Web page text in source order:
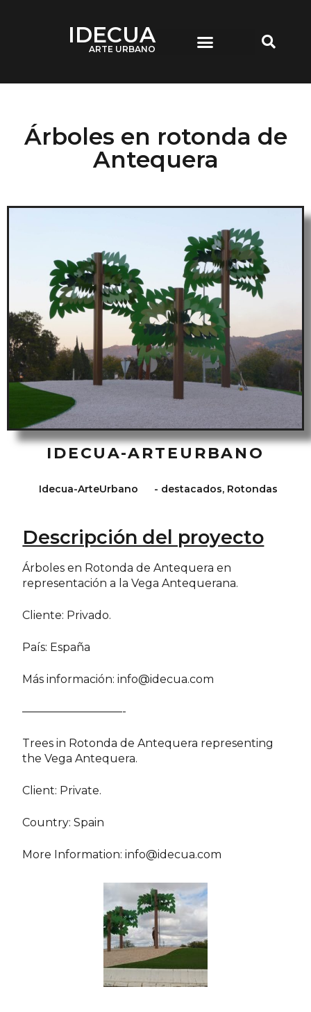
IDECUA
ARTE URBANO
Árboles en rotonda de
Antequera
IDECUA-ARTEURBANO
Idecua-ArteUrbano - destacados, Rotondas
Descripción del proyecto
Árboles en Rotonda de Antequera en
representación a la Vega Antequerana.
Cliente: Privado.
País: España
Más información:info@idecua.com
—————————-
Trees in Rotonda de Antequera representing
the Vega Antequera.
Client: Private.
Country: Spain
More Information:info@idecua.com